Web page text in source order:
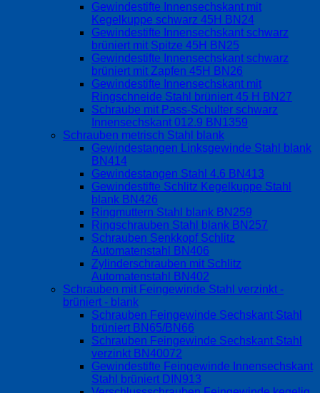
Gewindestifte Innensechskant mit
Kegelkuppe schwarz 45H BN24
Gewindestifte Innensechskant schwarz
brüniert mit Spitze 45H BN25
Gewindestifte Innensechskant schwarz
brüniert mit Zapfen 45H BN26
Gewindestifte Innensechskant mit
Ringschneide Stahl brüniert 45 H BN27
Schraube mit Pass-Schulter schwarz
Innensechskant 012.9 BN1359
Schrauben metrisch Stahl blank
Gewindestangen Linksgewinde Stahl blank
BN414
Gewindestangen Stahl 4.6 BN413
Gewindestifte Schlitz Kegelkuppe Stahl
blank BN426
Ringmuttern Stahl blank BN259
Ringschrauben Stahl blank BN257
Schrauben Senkkopf Schlitz
Automatenstahl BN406
Zylinderschrauben mit Schlitz
Automatenstahl BN402
Schrauben mit Feingewinde Stahl verzinkt -
brüniert - blank
Schrauben Feingewinde Sechskant Stahl
brüniert BN65/BN66
Schrauben Feingewinde Sechskant Stahl
verzinkt BN40072
Gewindestifte Feingewinde Innensechskant
Stahl brüniert DIN913